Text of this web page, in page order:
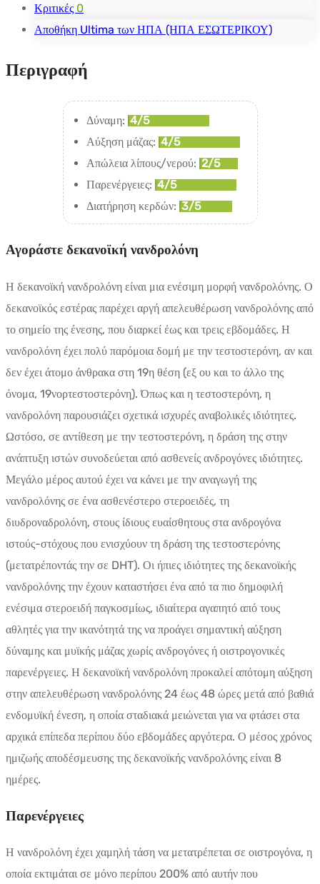
Κριτικές 0
Αποθήκη Ultima των ΗΠΑ (ΗΠΑ ΕΣΩΤΕΡΙΚΟΥ)
Περιγραφή
Δύναμη: 4/5
Αύξηση μάζας: 4/5
Απώλεια λίπους/νερού: 2/5
Παρενέργειες: 4/5
Διατήρηση κερδών: 3/5
Αγοράστε δεκανοϊκή νανδρολόνη
Η δεκανοϊκή νανδρολόνη είναι μια ενέσιμη μορφή νανδρολόνης. Ο
δεκανοϊκός εστέρας παρέχει αργή απελευθέρωση νανδρολόνης από
το σημείο της ένεσης, που διαρκεί έως και τρεις εβδομάδες. Η
νανδρολόνη έχει πολύ παρόμοια δομή με την τεστοστερόνη, αν και
δεν έχει άτομο άνθρακα στη 19η θέση (εξ ου και το άλλο της
όνομα, 19νορτεστοστερόνη). Όπως και η τεστοστερόνη, η
νανδρολόνη παρουσιάζει σχετικά ισχυρές αναβολικές ιδιότητες.
Ωστόσο, σε αντίθεση με την τεστοστερόνη, η δράση της στην
ανάπτυξη ιστών συνοδεύεται από ασθενείς ανδρογόνες ιδιότητες.
Μεγάλο μέρος αυτού έχει να κάνει με την αναγωγή της
νανδρολόνης σε ένα ασθενέστερο στεροειδές, τη
διυδροναδρολόνη, στους ίδιους ευαίσθητους στα ανδρογόνα
ιστούς-στόχους που ενισχύουν τη δράση της τεστοστερόνης
(μετατρέποντάς την σε DHT). Οι ήπιες ιδιότητες της δεκανοϊκής
νανδρολόνης την έχουν καταστήσει ένα από τα πιο δημοφιλή
ενέσιμα στεροειδή παγκοσμίως, ιδιαίτερα αγαπητό από τους
αθλητές για την ικανότητά της να προάγει σημαντική αύξηση
δύναμης και μυϊκής μάζας χωρίς ανδρογόνες ή οιστρογονικές
παρενέργειες. Η δεκανοϊκή νανδρολόνη προκαλεί απότομη αύξηση
στην απελευθέρωση νανδρολόνης 24 έως 48 ώρες μετά από βαθιά
ενδομυϊκή ένεση, η οποία σταδιακά μειώνεται για να φτάσει στα
αρχικά επίπεδα περίπου δύο εβδομάδες αργότερα. Ο μέσος χρόνος
ημιζωής αποδέσμευσης της δεκανοϊκής νανδρολόνης είναι 8
ημέρες.
Παρενέργειες
Η νανδρολόνη έχει χαμηλή τάση να μετατρέπεται σε οιστρογόνα, η
οποία εκτιμάται σε μόνο περίπου 200% από αυτήν που